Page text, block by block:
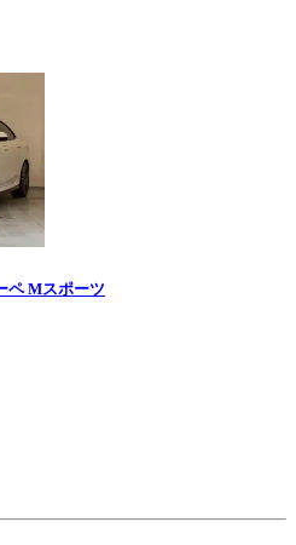
ペ Mスポーツ